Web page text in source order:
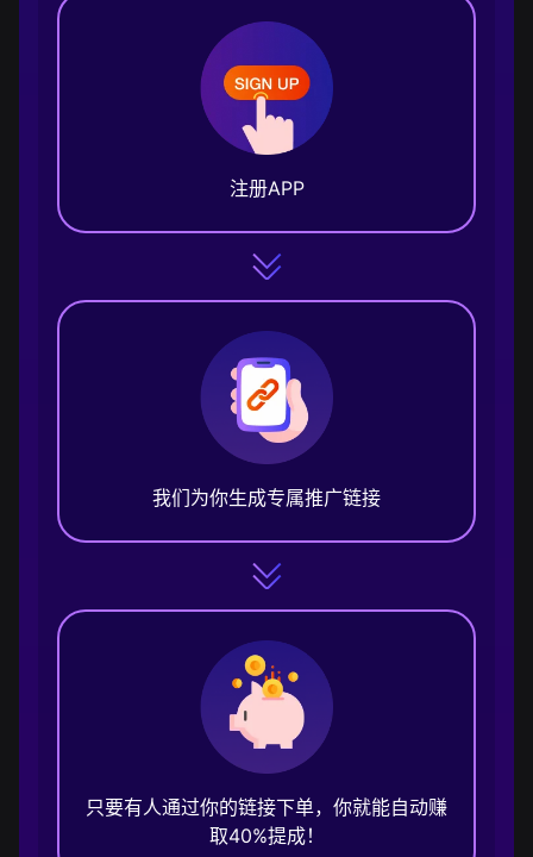
注册APP
我们为你生成专属推广链接
只要有人通过你的链接下单，你就能自动赚
取40%提成！